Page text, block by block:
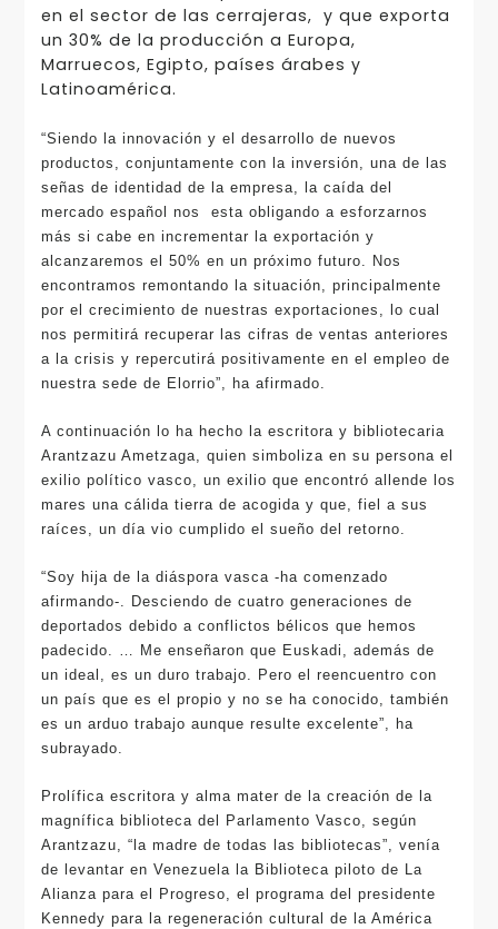
en el sector de las cerrajeras, y que exporta
un 30% de la producción a Europa,
Marruecos, Egipto, países árabes y
Latinoamérica.
“Siendo la innovación y el desarrollo de nuevos
productos, conjuntamente con la inversión, una de las
señas de identidad de la empresa, la caída del
mercado español nos esta obligando a esforzarnos
más si cabe en incrementar la exportación y
alcanzaremos el 50% en un próximo futuro. Nos
encontramos remontando la situación, principalmente
por el crecimiento de nuestras exportaciones, lo cual
nos permitirá recuperar las cifras de ventas anteriores
a la crisis y repercutirá positivamente en el empleo de
nuestra sede de Elorrio”, ha afirmado.
A continuación lo ha hecho la escritora y bibliotecaria
Arantzazu Ametzaga, quien simboliza en su persona el
exilio político vasco, un exilio que encontró allende los
mares una cálida tierra de acogida y que, fiel a sus
raíces, un día vio cumplido el sueño del retorno.
“Soy hija de la diáspora vasca -ha comenzado
afirmando-. Desciendo de cuatro generaciones de
deportados debido a conflictos bélicos que hemos
padecido. … Me enseñaron que Euskadi, además de
un ideal, es un duro trabajo. Pero el reencuentro con
un país que es el propio y no se ha conocido, también
es un arduo trabajo aunque resulte excelente”, ha
subrayado.
Prolífica escritora y alma mater de la creación de la
magnífica biblioteca del Parlamento Vasco, según
Arantzazu, “la madre de todas las bibliotecas”, venía
de levantar en Venezuela la Biblioteca piloto de La
Alianza para el Progreso, el programa del presidente
Kennedy para la regeneración cultural de la América